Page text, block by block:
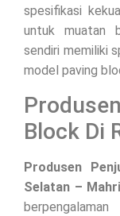
spesifikasi
untuk muatan
sendiri memiliki
model paving
Block Di
Produsen
Selatan –